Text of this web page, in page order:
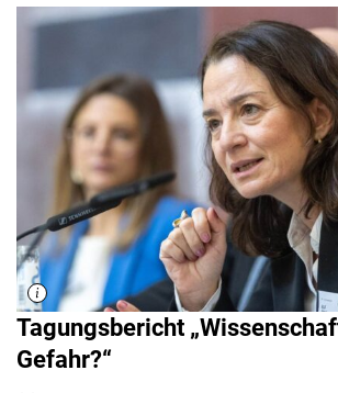
Tagungsbericht
Gefahr?“